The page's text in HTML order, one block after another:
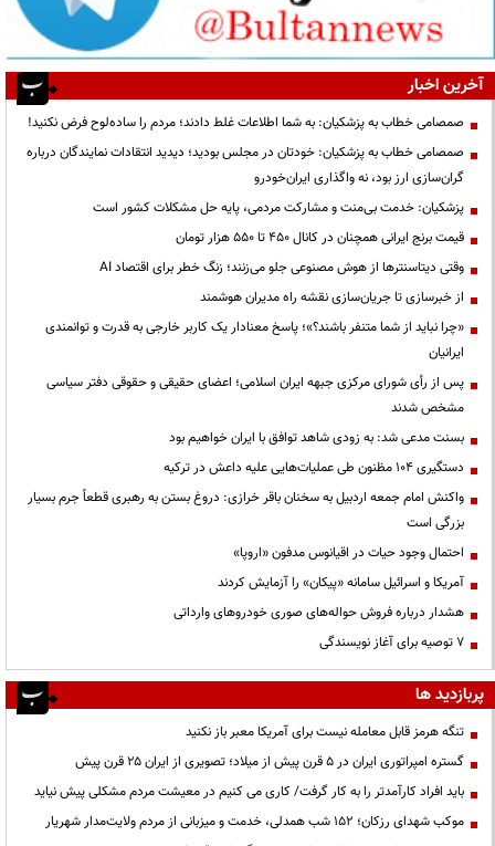
آخرین اخبار
صمصامی خطاب به پزشکیان: به شما اطلاعات غلط دادند؛ مردم را ساده‌لوح فرض نکنید!
صمصامی خطاب به پزشکیان: خودتان در مجلس بودید؛ دیدید انتقادات نمایندگان درباره
گران‌سازی ارز بود، نه واگذاری ایران‌خودرو
پزشکیان: خدمت بی‌منت و مشارکت مردمی، پایه حل مشکلات کشور است
قیمت‌ برنج ایرانی همچنان در کانال ۴۵۰ تا ۵۵۰ هزار تومان
وقتی دیتاسنترها از هوش مصنوعی جلو می‌زنند؛ زنگ خطر برای اقتصاد AI
از خبرسازی تا جریان‌سازی نقشه راه مدیران هوشمند
«چرا نباید از شما متنفر باشند؟»؛ پاسخ معنادار یک کاربر خارجی به قدرت و توانمندی
ایرانیان
پس از رأی شورای مرکزی جبهه ایران اسلامی؛ اعضای حقیقی و حقوقی دفتر سیاسی
مشخص شدند
بسنت مدعی شد: به زودی شاهد توافق با ایران خواهیم بود
دستگیری ۱۰۴ مظنون طی عملیات‌هایی علیه داعش در ترکیه
واکنش امام جمعه اردبیل به سخنان باقر خرازی: دروغ بستن به رهبری قطعاً جرم بسیار
بزرگی است
احتمال وجود حیات در اقیانوس مدفون «اروپا»
آمریکا و اسرائیل سامانه «پیکان» را آزمایش کردند
هشدار درباره فروش حواله‌های صوری خودروهای وارداتی
۷ توصیه برای آغاز نویسندگی
پربازدید ها
تنگه هرمز قابل معامله نیست برای آمریکا معبر باز نکنید
گستره امپراتوری ایران در ۵ قرن پیش از میلاد؛ تصویری از ایران ۲۵ قرن پیش
باید افراد کارآمدتر را به کار گرفت/ کاری می کنیم در معیشت مردم مشکلی پیش نیاید
موکب شهدای رزکان؛ ۱۵۲ شب همدلی، خدمت و میزبانی از مردم ولایت‌مدار شهریار